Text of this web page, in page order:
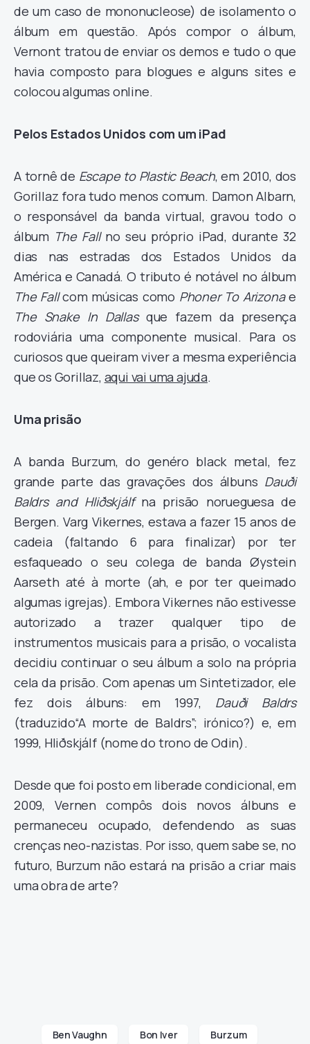
de um caso de mononucleose) de isolamento o
álbum em questão. Após compor o álbum,
Vernont tratou de enviar os demos e tudo o que
havia composto para blogues e alguns sites e
colocou algumas online.
Pelos Estados Unidos com um iPad
A tornê de Escape to Plastic Beach, em 2010, dos
Gorillaz fora tudo menos comum. Damon Albarn,
o responsável da banda virtual, gravou todo o
álbum The Fallno seu próprio iPad, durante 32
dias nas estradas dos Estados Unidos da
América e Canadá. O tributo é notável no álbum
The Fallcom músicas como Phoner To Arizonae
The Snake In Dallasque fazem da presença
rodoviária uma componente musical. Para os
curiosos que queiram viver a mesma experiência
que os Gorillaz, aqui vai uma ajuda.
Uma prisão
A banda Burzum, do genéro black metal, fez
grande parte das gravações dos álbuns Dauði
Baldrsand Hliðskjálfna prisão norueguesa de
Bergen. Varg Vikernes, estava a fazer 15 anos de
cadeia (faltando 6 para finalizar) por ter
esfaqueado o seu colega de banda Øystein
Aarseth até à morte (ah, e por ter queimado
algumas igrejas). Embora Vikernes não estivesse
autorizado a trazer qualquer tipo de
instrumentos musicais para a prisão, o vocalista
decidiu continuar o seu álbum a solo na própria
cela da prisão. Com apenas um Sintetizador, ele
fez dois álbuns: em 1997, Dauði Baldrs
(traduzido“A morte de Baldrs”; irónico?) e, em
1999, Hliðskjálf (nome do trono de Odin).
Desde que foi posto em liberade condicional, em
2009, Vernen compôs dois novos álbuns e
permaneceu ocupado, defendendo as suas
crenças neo-nazistas. Por isso, quem sabe se, no
futuro, Burzum não estará na prisão a criar mais
uma obra de arte?
Ben Vaughn Bon Iver Burzum